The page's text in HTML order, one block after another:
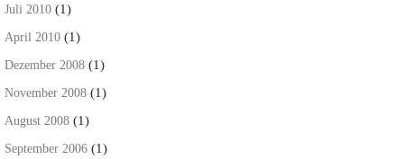
Juli 2010 (1)
April 2010 (1)
Dezember 2008 (1)
November 2008 (1)
August 2008 (1)
September 2006 (1)